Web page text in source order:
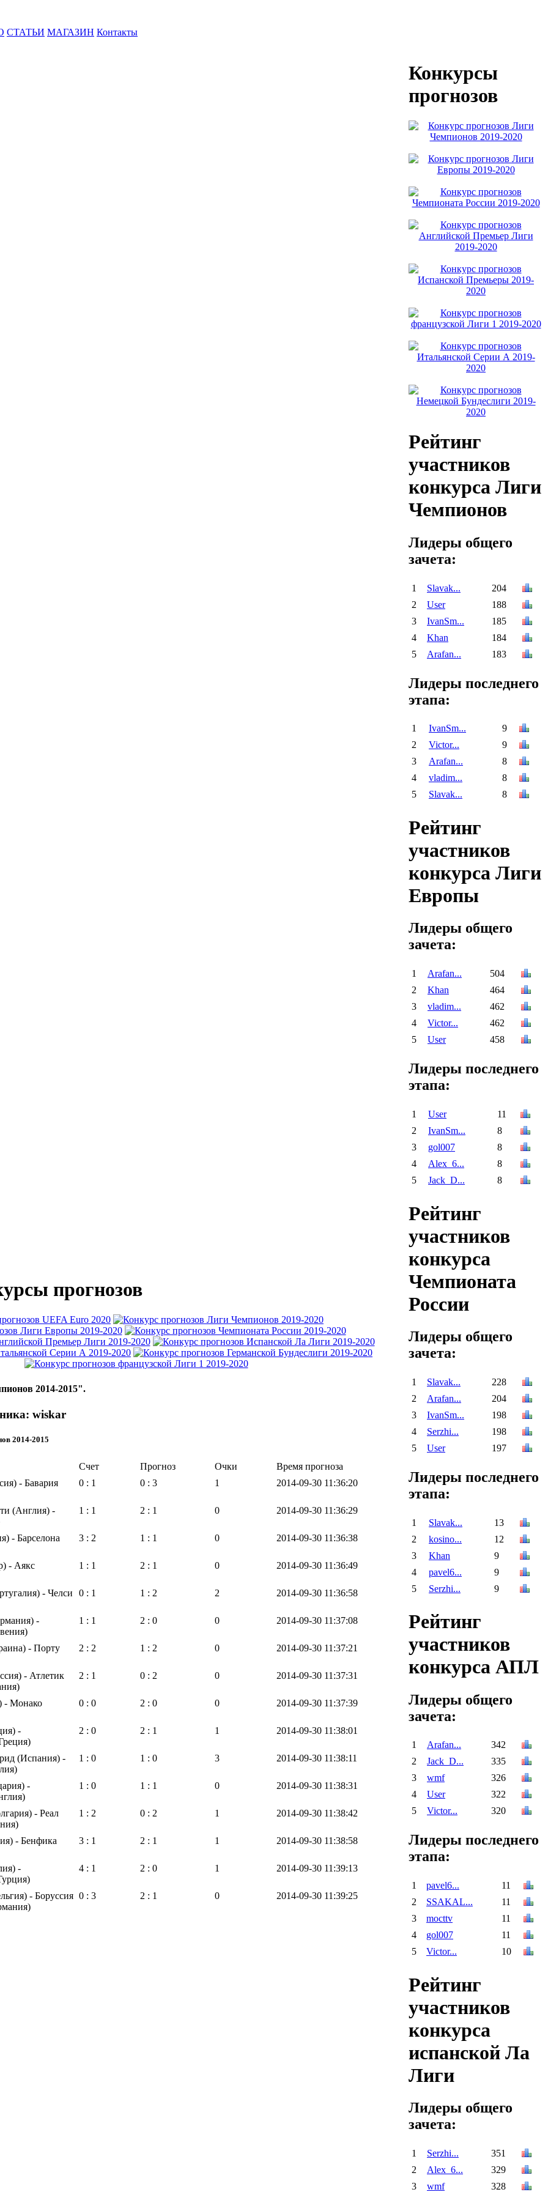
СТАТЬИ МАГАЗИН Контакты
прогнозов
2014-2015".
wiskar
2014-2015
Счет Прогноз Очки
Время прогноза
- Бавария
0 : 1 0 : 3 1 2014-09-30 11:36:20
(Англия) -
1 : 1 2 : 1 0 2014-09-30 11:36:29
- Барселона
3 : 2 1 : 1 0 2014-09-30 11:36:38
- Аякс
1 : 1 2 : 1 0 2014-09-30 11:36:49
- Челси
0 : 1 1 : 2 2 2014-09-30 11:36:58
-
1 : 1 2 : 0 0 2014-09-30 11:37:08
- Порту
2 : 2 1 : 2 0 2014-09-30 11:37:21
- Атлетик
2 : 1 0 : 2 0 2014-09-30 11:37:31
- Монако
0 : 0 2 : 0 0 2014-09-30 11:37:39
-
2 : 0 2 : 1 1 2014-09-30 11:38:01
(Испания) -
1 : 0 1 : 0 3 2014-09-30 11:38:11
-
1 : 0 1 : 1 0 2014-09-30 11:38:31
- Реал
1 : 2 0 : 2 1 2014-09-30 11:38:42
- Бенфика
3 : 1 2 : 1 1 2014-09-30 11:38:58
-
4 : 1 2 : 0 1 2014-09-30 11:39:13
- Боруссия 0 : 3 2 : 1 0 2014-09-30 11:39:25
Конкурсы
прогнозов
Рейтинг
участников
конкурса Лиги
Чемпионов
Лидеры общего
зачета:
1 Slavak...
204
2
User
188
3
IvanSm...
185
4
Khan
184
5
Arafan... 183
Лидеры последнего
этапа:
1 IvanSm...
9
2
Victor...
9
3
Arafan...
8
4
vladim...
8
5
Slavak... 8
Рейтинг
участников
конкурса Лиги
Европы
Лидеры общего
зачета:
1 Arafan...
504
2
Khan
464
3
vladim...
462
4
Victor...
462
5
User 458
Лидеры последнего
этапа:
1 User
11
2
IvanSm...
8
3
gol007
8
4
Alex_6...
8
5
Jack_D... 8
Рейтинг
участников
конкурса
Чемпионата
России
Лидеры общего
зачета:
1 Slavak...
228
2
Arafan...
204
3
IvanSm...
198
4
Serzhi...
198
5
User 197
Лидеры последнего
этапа:
1 Slavak...
13
2
kosino...
12
3
Khan
9
4
pavel6...
9
5
Serzhi... 9
Рейтинг
участников
конкурса АПЛ
Лидеры общего
зачета:
1 Arafan...
342
2
Jack_D...
335
3
wmf
326
4
User
322
5
Victor... 320
Лидеры последнего
этапа:
1 pavel6...
11
2
SSAKAL...
11
3
mocttv
11
4
gol007
11
5
Victor... 10
Рейтинг
участников
конкурса
испанской Ла
Лиги
Лидеры общего
зачета:
1 Serzhi...
351
2
Alex_6...
329
3
wmf 328